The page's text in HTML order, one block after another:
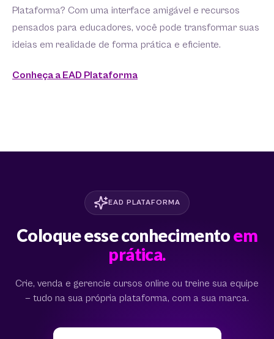
Plataforma? Com uma interface amigável e recursos
pensados para educadores, você pode transformar suas
ideias em realidade de forma prática e eficiente.
Conheça a EAD Plataforma
EAD PLATAFORMA
Coloque esse conhecimentoem
prática.
Crie, venda e gerencie cursos online ou treine sua equipe
— tudo na sua própria plataforma, com a sua marca.